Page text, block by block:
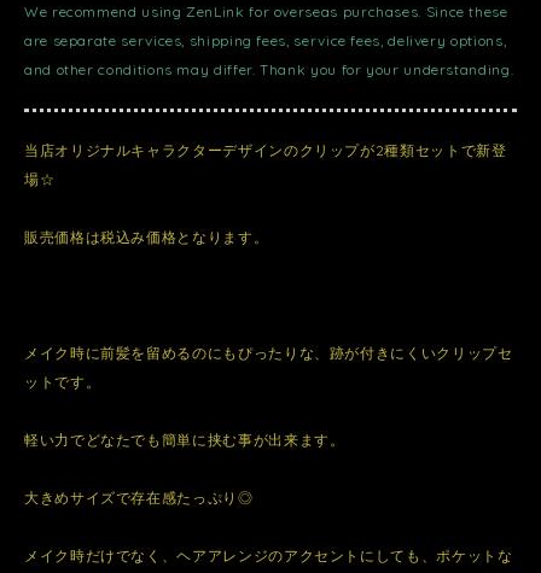
We recommend using ZenLink for overseas purchases. Since these
are separate services, shipping fees, service fees, delivery options,
and other conditions may differ. Thank you for your understanding.
当店オリジナルキャラクターデザインのクリップが2種類セットで新登
場☆
販売価格は税込み価格となります。
メイク時に前髪を留めるのにもぴったりな、跡が付きにくいクリップセ
ットです。
軽い力でどなたでも簡単に挟む事が出来ます。
大きめサイズで存在感たっぷり◎
メイク時だけでなく、ヘアアレンジのアクセントにしても、ポケットな